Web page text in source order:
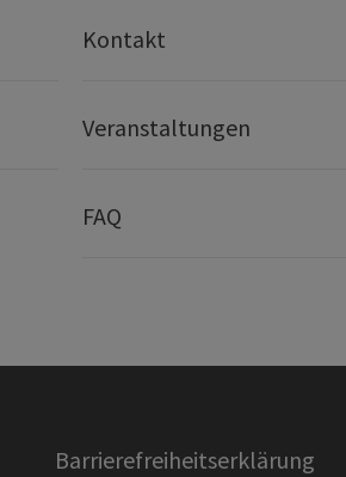
Kontakt
Veranstaltungen
FAQ
Barrierefreiheitserklärung